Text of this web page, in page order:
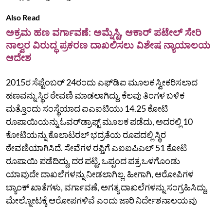
Also Read
ಅಕ್ರಮ ಹಣ ವರ್ಗಾವಣೆ: ಅಮ್ನೆಸ್ಟಿ, ಆಕಾರ್‌ ಪಟೇಲ್‌ ಸೇರಿ
ನಾಲ್ವರ ವಿರುದ್ಧ ಪ್ರಕರಣ ದಾಖಲಿಸಲು ವಿಶೇಷ ನ್ಯಾಯಾಲಯ
ಆದೇಶ
2015ರ ಸೆಪ್ಟೆಂಬರ್‌ 24ರಂದು ಎಫ್‌ಡಿಐ ಮೂಲಕ ಸ್ವೀಕರಿಸಲಾದ
ಹಣವನ್ನು ಸ್ಥಿರ ಠೇವಣಿ ಮಾಡಲಾಗಿದ್ದು, ಕೆಲವು ತಿಂಗಳ ಬಳಿಕ
ಮತ್ತೊಂದು ಸಂಸ್ಥೆಯಾದ ಐಎಐಟಿಯು 14.25 ಕೋಟಿ
ರೂಪಾಯಿಯನ್ನು ಓವರ್‌ಡ್ರಾಫ್ಟ್‌ ಮೂಲಕ ಪಡೆದು, ಅದರಲ್ಲಿ 10
ಕೋಟಿಯನ್ನು ಕೊಲಾಟರಲ್‌ ಭದ್ರತೆಯ ರೂಪದಲ್ಲಿ ಸ್ಥಿರ
ಠೇವಣಿಯಾಗಿಸಿದೆ. ಸೇವೆಗಳ ರಫ್ತಿಗೆ ಎಐಐಪಿಎಲ್‌ 51 ಕೋಟಿ
ರೂಪಾಯಿ ಪಡೆದಿದ್ದು, ದರ ಪಟ್ಟಿ, ಒಪ್ಪಂದ ಪತ್ರ ಒಳಗೊಂಡು
ಯಾವುದೇ ದಾಖಲೆಗಳನ್ನು ನೀಡಲಾಗಿಲ್ಲ. ಹೀಗಾಗಿ, ಆರೋಪಿಗಳ
ಬ್ಯಾಂಕ್‌ ಖಾತೆಗಳು, ವರ್ಗಾವಣೆ, ಅಗತ್ಯ ದಾಖಲೆಗಳನ್ನು ಸಂಗ್ರಹಿಸಿದ್ದು,
ಮೇಲ್ನೋಟಕ್ಕೆ ಆರೋಪಗಳಿವೆ ಎಂದು ಜಾರಿ ನಿರ್ದೇಶನಾಲಯವು